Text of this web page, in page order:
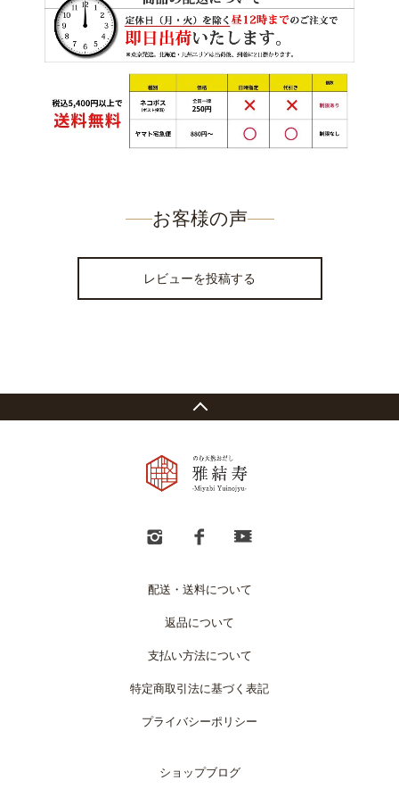
お客様の声
レビューを投稿する
配送・送料について
返品について
支払い方法について
特定商取引法に基づく表記
プライバシーポリシー
ショップブログ